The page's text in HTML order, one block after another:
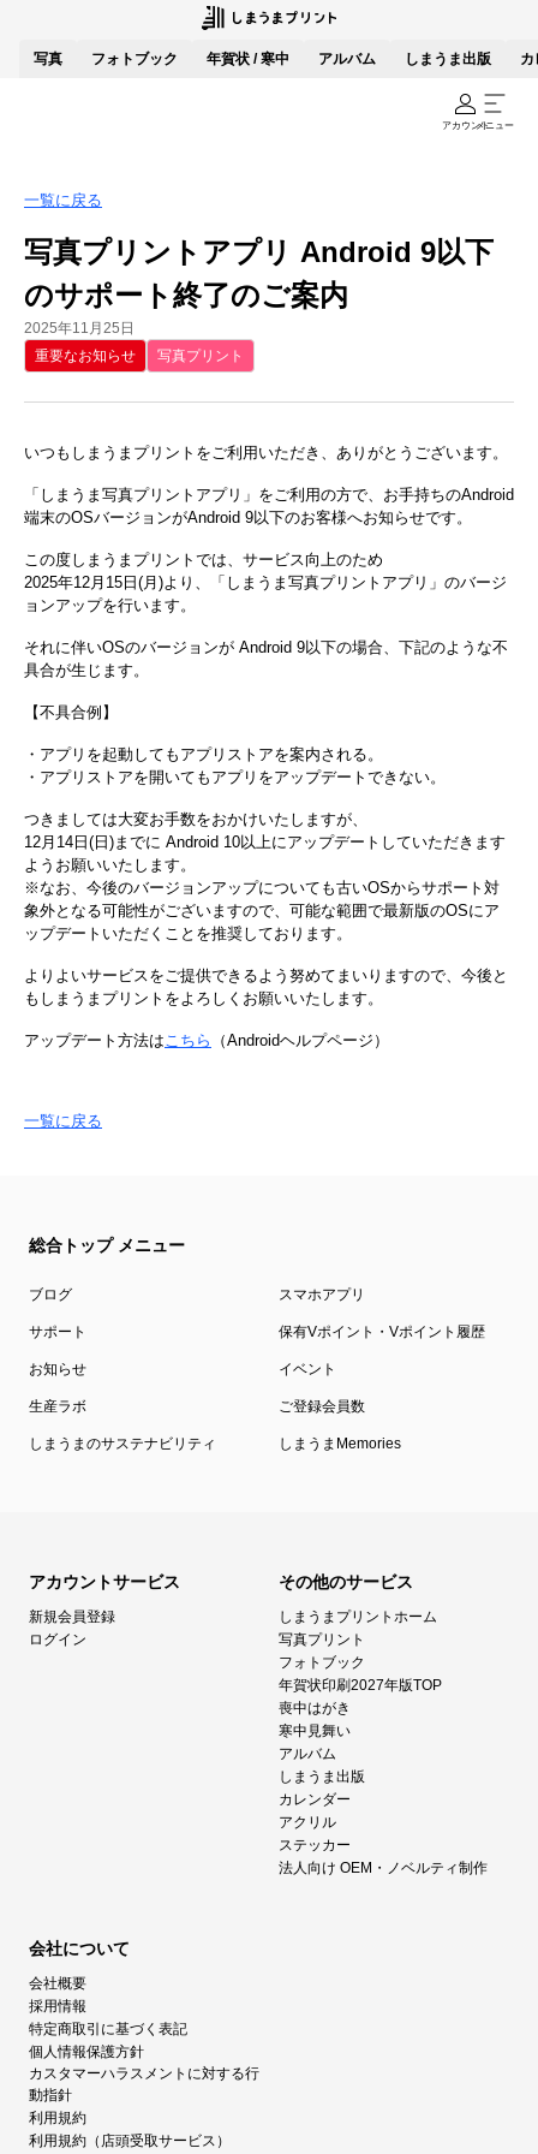
写真 フォトブック 年賀状 / 寒中 アルバム しまうま出版 カ
アカウントメニュー
一覧に戻る
写真プリントアプリ Android 9以下
のサポート終了のご案内
2025年11月25日
重要なお知らせ
写真プリント
いつもしまうまプリントをご利用いただき、ありがとうございます。
「しまうま写真プリントアプリ」をご利用の方で、お手持ちのAndroid
端末のOSバージョンがAndroid 9以下のお客様へお知らせです。
この度しまうまプリントでは、サービス向上のため
2025年12月15日(月)より、「しまうま写真プリントアプリ」のバージ
ョンアップを行います。
それに伴いOSのバージョンが Android 9以下の場合、下記のような不
具合が生じます。
【不具合例】
・アプリを起動してもアプリストアを案内される。
・アプリストアを開いてもアプリをアップデートできない。
つきましては大変お手数をおかけいたしますが、
12月14日(日)までに Android 10以上にアップデートしていただきます
ようお願いいたします。
※なお、今後のバージョンアップについても古いOSからサポート対
象外となる可能性がございますので、可能な範囲で最新版のOSにア
ップデートいただくことを推奨しております。
よりよいサービスをご提供できるよう努めてまいりますので、今後と
もしまうまプリントをよろしくお願いいたします。
アップデート方法はこちら （Androidヘルプページ）
一覧に戻る
総合トップ メニュー
ブログ スマホアプリ
サポート 保有Vポイント・Vポイント履歴
お知らせ イベント
生産ラボ ご登録会員数
しまうまのサステナビリティ しまうまMemories
アカウントサービス
新規会員登録
ログイン
その他のサービス
しまうまプリントホーム
写真プリント
フォトブック
年賀状印刷2027年版TOP
喪中はがき
寒中見舞い
アルバム
しまうま出版
カレンダー
アクリル
ステッカー
法人向け OEM・ノベルティ制作
会社について
会社概要
採用情報
特定商取引に基づく表記
個人情報保護方針
カスタマーハラスメントに対する行
動指針
利用規約
利用規約（店頭受取サービス）